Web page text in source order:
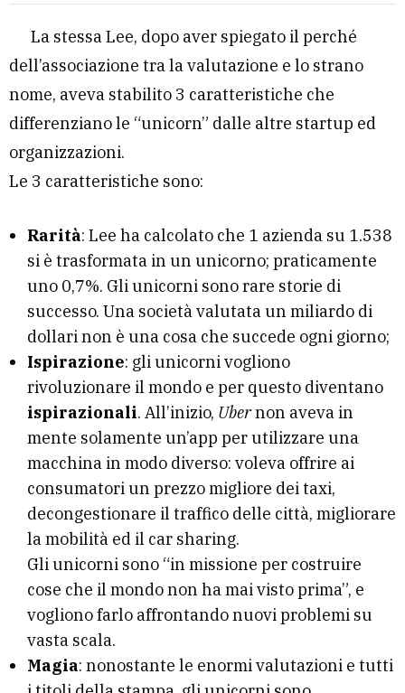
La stessa Lee, dopo aver spiegato il perché
dell’associazione tra la valutazione e lo strano
nome, aveva stabilito 3 caratteristiche che
differenziano le “unicorn” dalle altre startup ed
organizzazioni.
Le 3 caratteristiche sono:
Rarità: Lee ha calcolato che 1 azienda su 1.538
si è trasformata in un unicorno; praticamente
uno 0,7%. Gli unicorni sono rare storie di
successo. Una società valutata un miliardo di
dollari non è una cosa che succede ogni giorno;
Ispirazione: gli unicorni vogliono
rivoluzionare il mondo e per questo diventano
ispirazionali. All’inizio, Ubernon aveva in
mente solamente un’app per utilizzare una
macchina in modo diverso: voleva offrire ai
consumatori un prezzo migliore dei taxi,
decongestionare il traffico delle città, migliorare
la mobilità ed il car sharing.
Gli unicorni sono “in missione per costruire
cose che il mondo non ha mai visto prima”, e
vogliono farlo affrontando nuovi problemi su
vasta scala.
Magia: nonostante le enormi valutazioni e tutti